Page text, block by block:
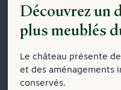
Découvrez un
plus meublés
Le château présente
et des aménagements
conservés.